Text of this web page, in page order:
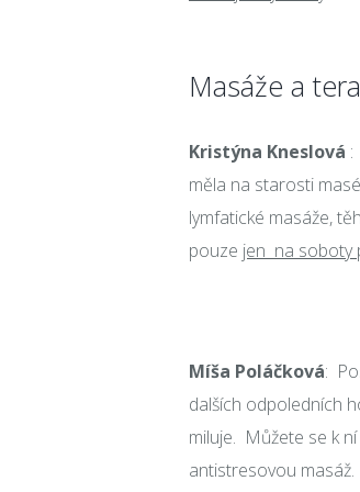
Masáže a
Kristýna Kneslová :
měla na starosti
lymfatické masáže,
pouze jen na soboty
Míša Poláčková:
dalších odpoledních
miluje. Můžete se k
antistresovou masáž.